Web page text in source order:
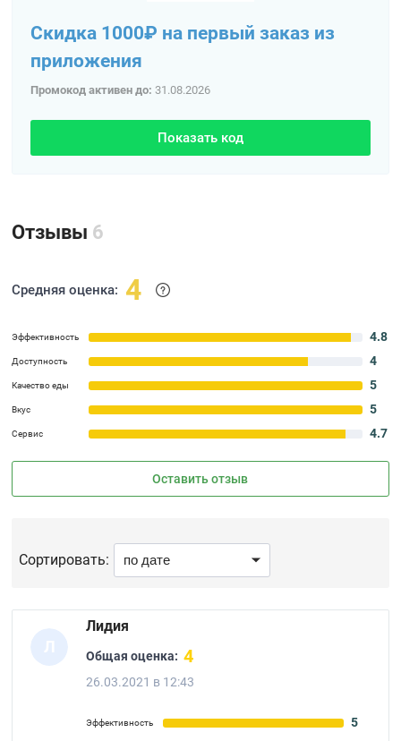
Скидка 1000₽ на первый заказ из
приложения
Промокод активен до: 31.08.2026
Показать код
Отзывы 6
Средняя оценка: 4
Эффективность 4.8
Доступность 4
Качество еды 5
Вкус 5
Сервис 4.7
Оставить отзыв
Сортировать:
Л
Лидия
Общая оценка: 4
26.03.2021 в 12:43
Эффективность 5